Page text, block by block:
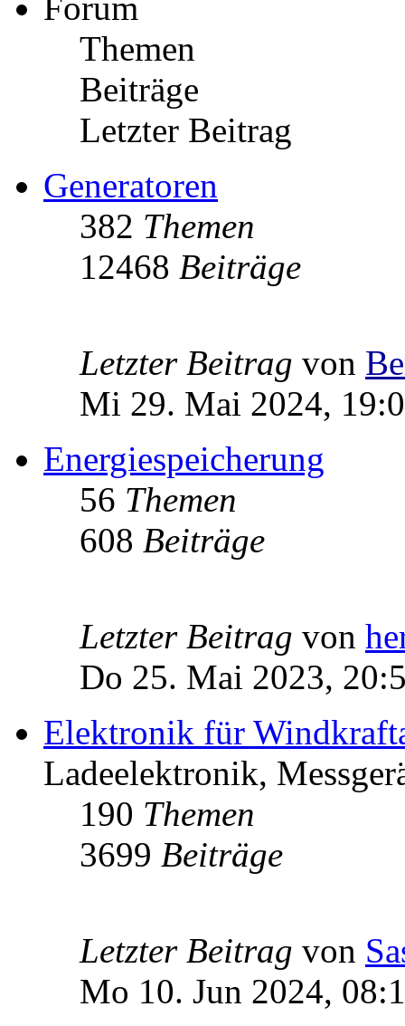
Forum
Themen
Beiträge
Letzter Beitrag
Generatoren
382 Themen
12468 Beiträge
Letzter Beitrag von
Mi 29. Mai 2024,
Energiespeicherung
56 Themen
608 Beiträge
Letzter Beitrag von
Do 25. Mai 2023,
Elektronik für
Ladeelektronik,
190 Themen
3699 Beiträge
Letzter Beitrag von
Mo 10. Jun 2024,